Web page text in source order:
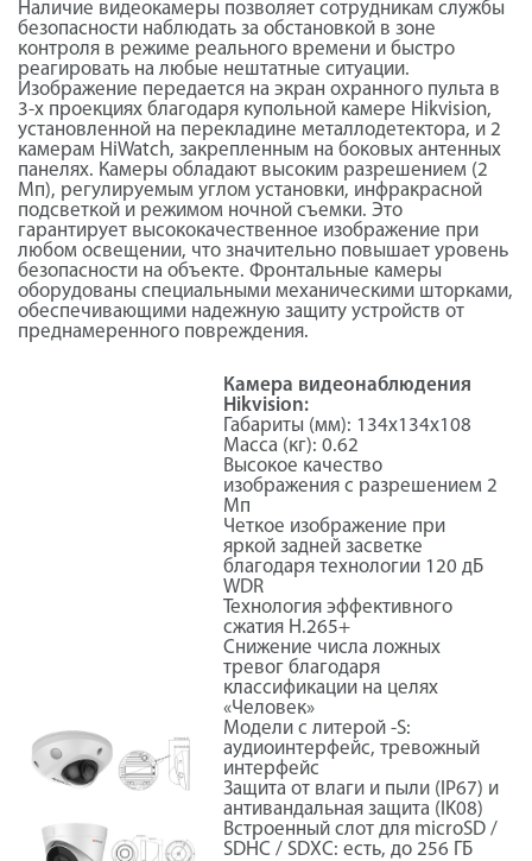
Наличие видеокамеры позволяет сотрудникам службы
безопасности наблюдать за обстановкой в зоне
контроля в режиме реального времени и быстро
реагировать на любые нештатные ситуации.
Изображение передается на экран охранного пульта в
3-х проекциях благодаря купольной камере Hikvision,
установленной на перекладине металлодетектора, и 2
камерам HiWatch, закрепленным на боковых антенных
панелях. Камеры обладают высоким разрешением (2
Мп), регулируемым углом установки, инфракрасной
подсветкой и режимом ночной съемки. Это
гарантирует высококачественное изображение при
любом освещении, что значительно повышает уровень
безопасности на объекте. Фронтальные камеры
оборудованы специальными механическими шторками,
обеспечивающими надежную защиту устройств от
преднамеренного повреждения.
Камера видеонаблюдения
Hikvision:
Габариты (мм): 134x134x108
Масса (кг): 0.62
Высокое качество
изображения с разрешением 2
Мп
Четкое изображение при
яркой задней засветке
благодаря технологии 120 дБ
WDR
Технология эффективного
сжатия H.265+
Снижение числа ложных
тревог благодаря
классификации на целях
«Человек»
Модели с литерой -S:
аудиоинтерфейс, тревожный
интерфейс
Защита от влаги и пыли (IP67) и
антивандальная защита (IK08)
Встроенный слот для microSD /
SDHC / SDXC: есть, до 256 ГБ